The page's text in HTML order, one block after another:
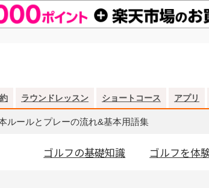
ラウンドレッスン ショートコース アプリ
ルールとプレーの流れ&基本用語集
ゴルフの基礎知識 ゴルフを体